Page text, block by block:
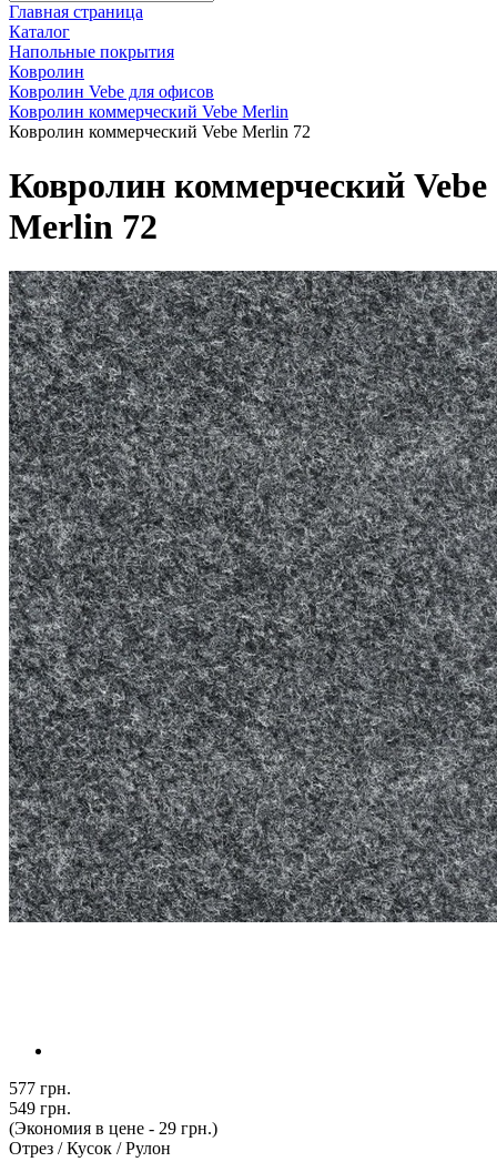
Главная страница
Каталог
Напольные покрытия
Ковролин
Ковролин Vebe для офисов
Ковролин коммерческий Vebe Merlin
Ковролин коммерческий Vebe Merlin 72
Ковролин коммерческий Vebe
Merlin 72
577 грн.
549 грн.
(Экономия в цене - 29 грн.)
Отрез / Кусок / Рулон